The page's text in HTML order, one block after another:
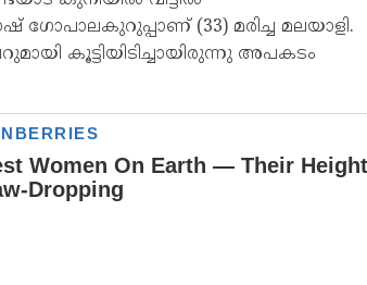
(33) മരിച്ച മലയാളി.
കൂട്ടിയിടിച്ചായിരുന്നു അപകടം